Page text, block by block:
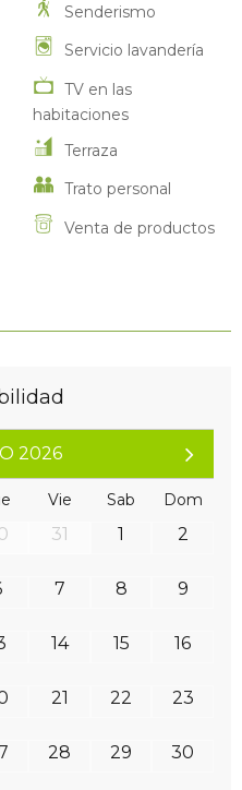
Senderismo
Servicio lavandería
TV en las
habitaciones
Terraza
Trato personal
Venta de productos
2026
Vie Sab Dom
31 1 2
7 8 9
14 15 16
21 22 23
28 29 30